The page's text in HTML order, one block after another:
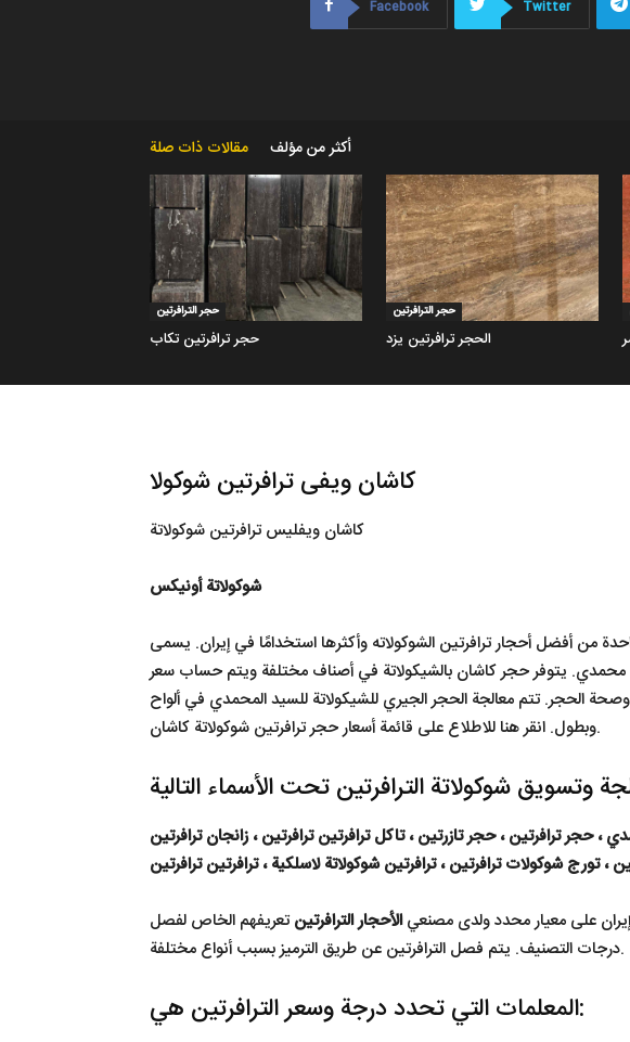
Facebook Twitter
مقالات ذات صلة أكثر من مؤلف
حجر الترافرتين
حجر ترافرتين تكاب
حجر الترافرتين
الحجر ترافرتين يزد
كاشان ويفى ترافرتين شوكولا
كاشان ويفليس ترافرتين شوكولاتة
شوكولاتة أونيكس
من أفضل أحجار ترافرتين الشوكولاته وأكثرها استخدامًا في إيران. يسمى
محمدي. يتوفر حجر كاشان بالشيكولاتة في أصناف مختلفة ويتم حساب سعر
الحجر. تتم معالجة الحجر الجيري للشيكولاتة للسيد المحمدي في ألواح
وبطول. انقر هنا للاطلاع على قائمة أسعار حجر ترافرتين شوكولاتة كاشان.
حجر ترافرتين ، حجر تازرتين ، تاكل ترافرتين ترافرتين ، زانجان ترافرتين
، تورج شوكولات ترافرتين ، ترافرتين شوكولاتة لاسلكية ، ترافرتين ترافرتين
على معيار محدد ولدى مصنعيالأحجار الترافرتينتعريفهم الخاص لفصل
درجات التصنيف. يتم فصل الترافرتين عن طريق الترميز بسبب أنواع مختلفة.
المعلمات التي تحدد درجة وسعر الترافرتين هي: